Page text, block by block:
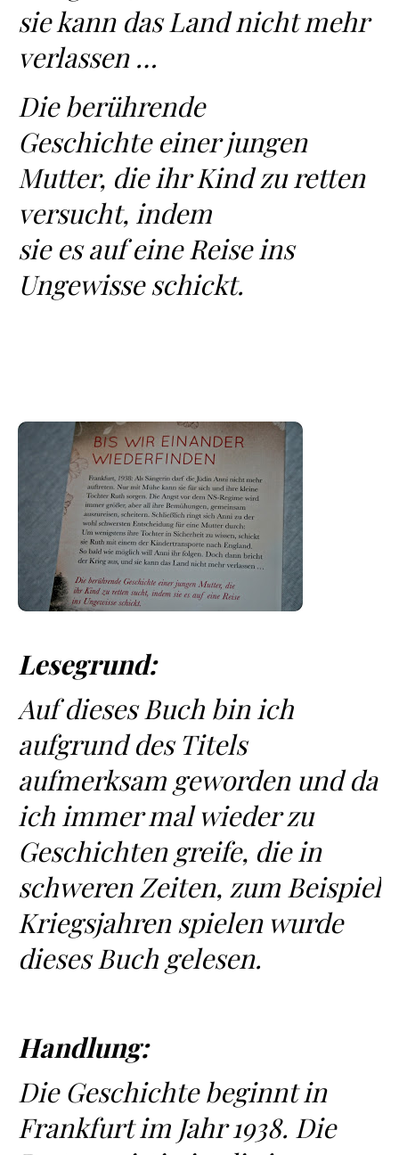
sie kann das Land nicht mehr
verlassen …
Die berührende
Geschichte einer jungen
Mutter, die ihr Kind zu retten
versucht, indem
sie es auf eine Reise ins
Ungewisse schickt.
Lesegrund:
Auf dieses Buch bin ich
aufgrund des Titels
aufmerksam geworden und da
ich immer mal wieder zu
Geschichten greife, die in
schweren Zeiten, zum Beispiel
Kriegsjahren spielen wurde
dieses Buch gelesen.
Handlung:
Die Geschichte beginnt in
Frankfurt im Jahr 1938. Die